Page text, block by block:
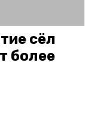
сёл
более